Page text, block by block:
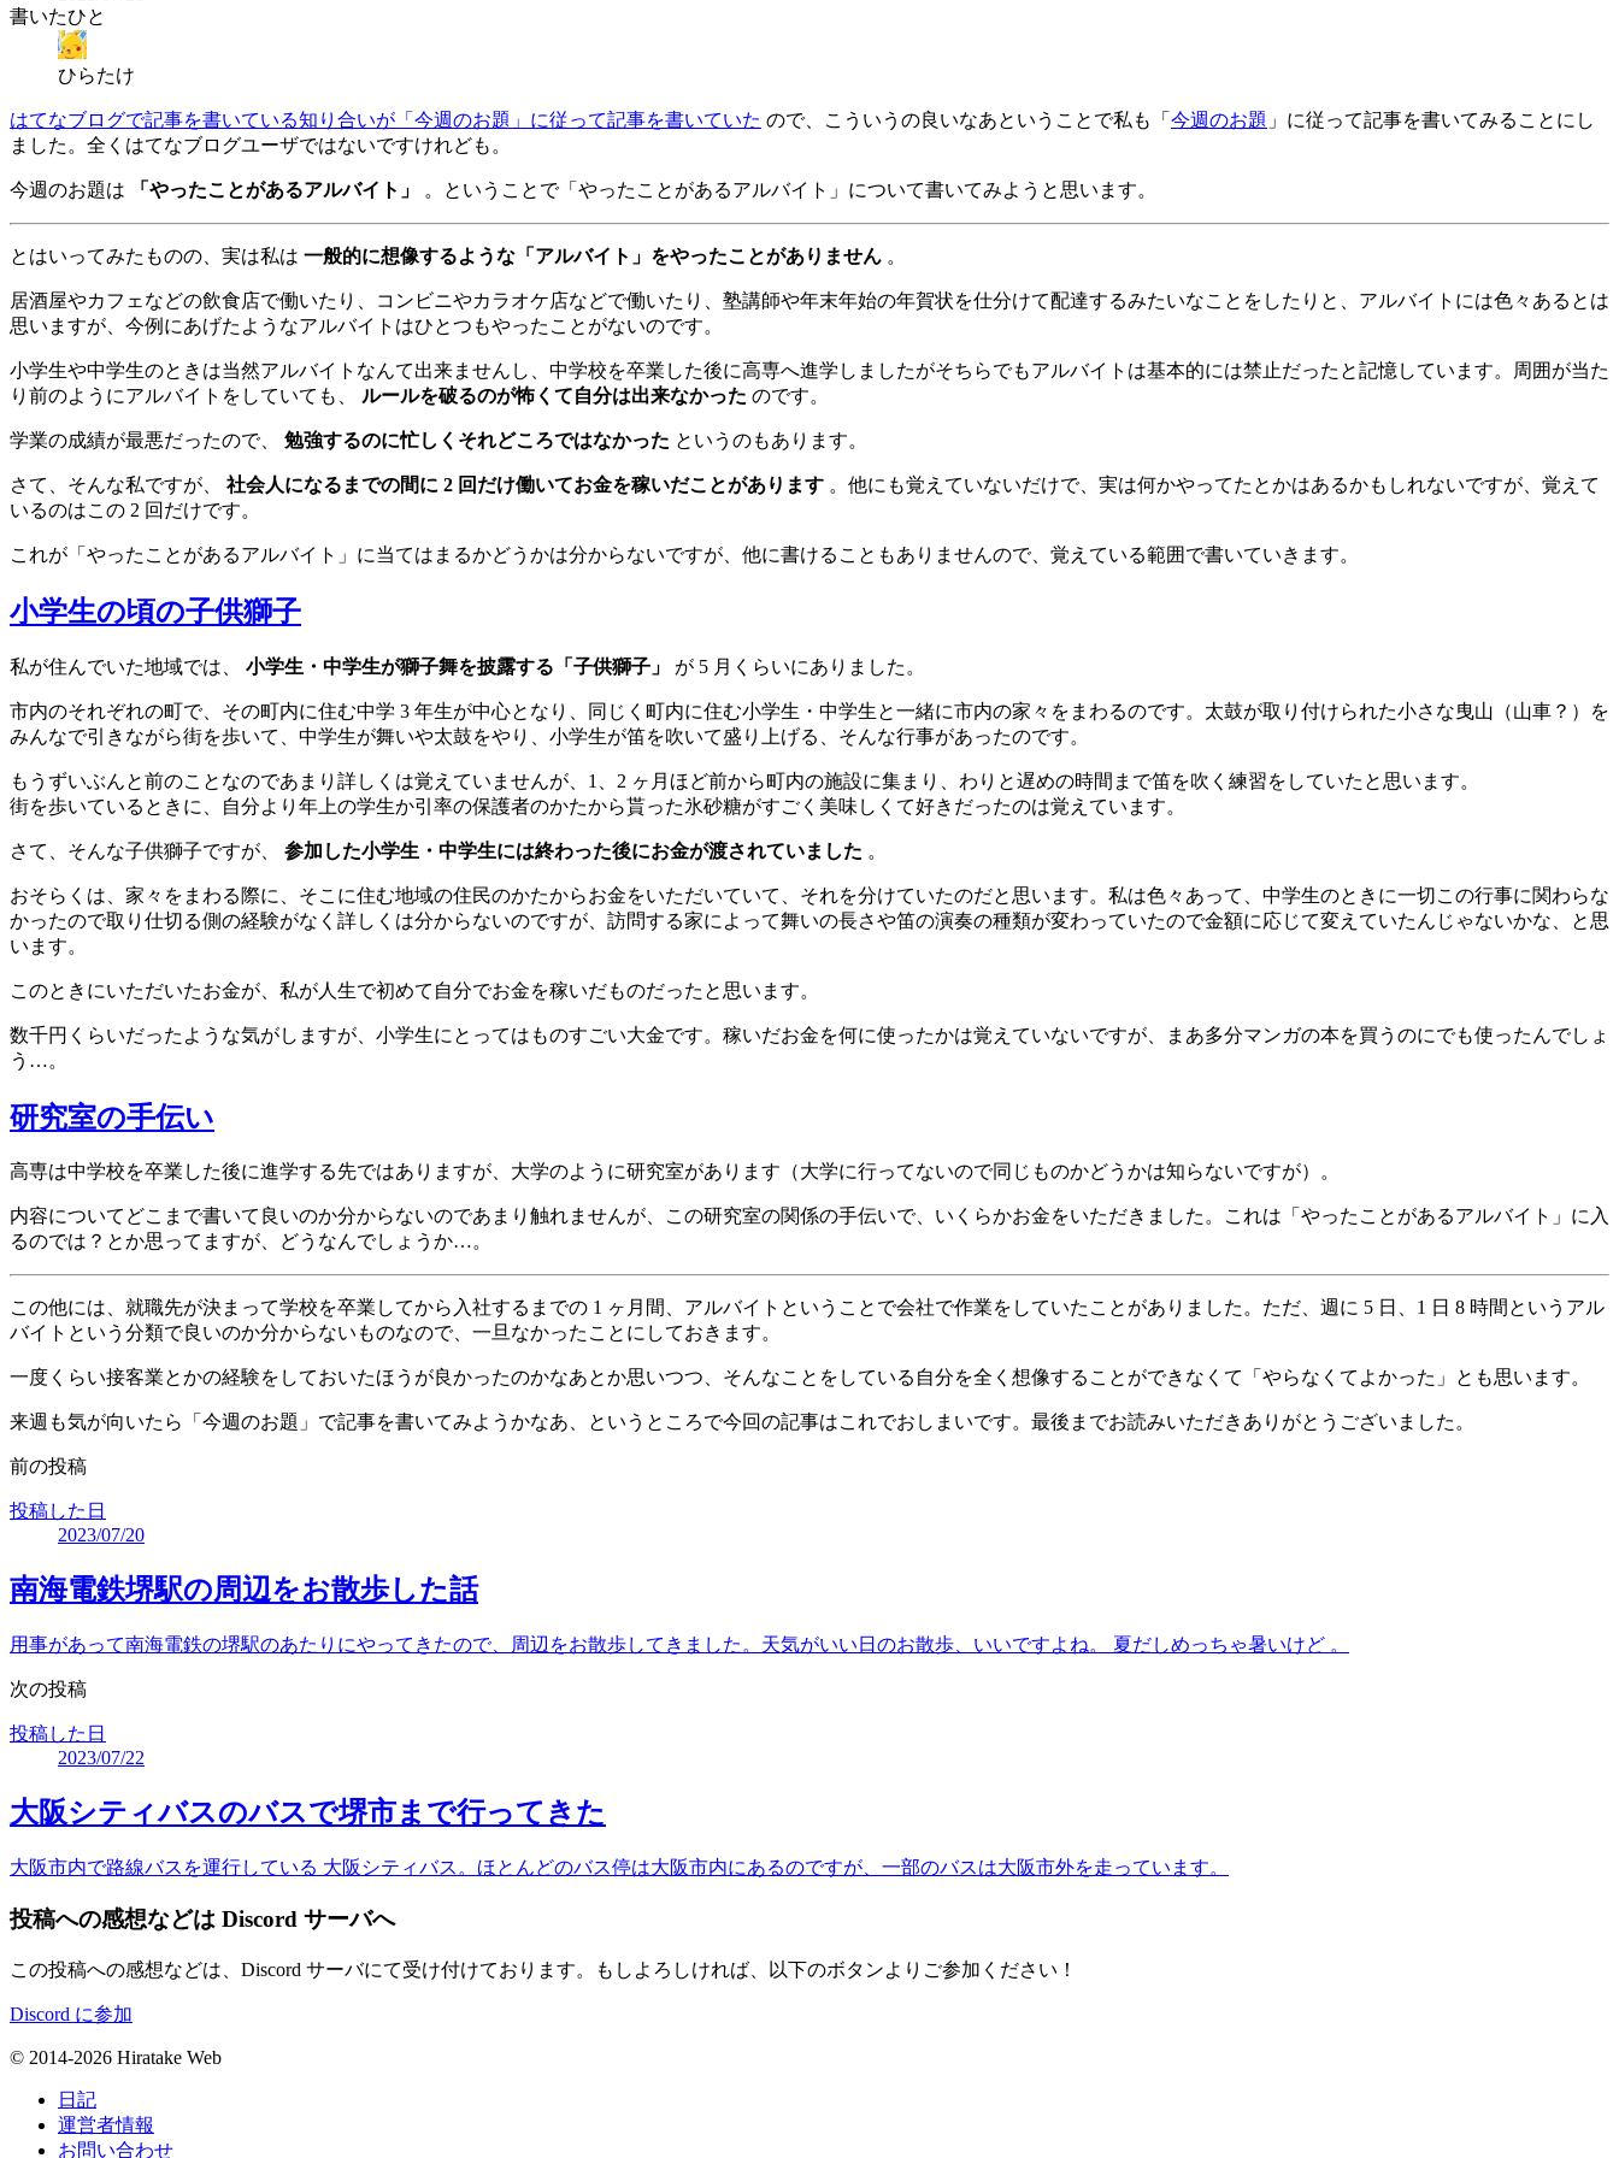
書いたひと
ひらたけ
はてなブログで記事を書いている知り合いが「今週のお題」に従って記事を書いていた ので、こういうの良いなあということで私も「 今週のお題 」に従って記事を書いてみることにし
ました。全くはてなブログユーザではないですけれども。
今週のお題は 「やったことがあるアルバイト」 。ということで「やったことがあるアルバイト」について書いてみようと思います。
とはいってみたものの、実は私は 一般的に想像するような「アルバイト」をやったことがありません 。
居酒屋やカフェなどの飲食店で働いたり、コンビニやカラオケ店などで働いたり、塾講師や年末年始の年賀状を仕分けて配達するみたいなことをしたりと、アルバイトには色々あるとは
思いますが、今例にあげたようなアルバイトはひとつもやったことがないのです。
小学生や中学生のときは当然アルバイトなんて出来ませんし、中学校を卒業した後に高専へ進学しましたがそちらでもアルバイトは基本的には禁止だったと記憶しています。周囲が当た
り前のようにアルバイトをしていても、 ルールを破るのが怖くて自分は出来なかった のです。
学業の成績が最悪だったので、 勉強するのに忙しくそれどころではなかった というのもあります。
さて、そんな私ですが、 社会人になるまでの間に 2 回だけ働いてお金を稼いだことがあります 。他にも覚えていないだけで、実は何かやってたとかはあるかもしれないですが、覚えて
いるのはこの 2 回だけです。
これが「やったことがあるアルバイト」に当てはまるかどうかは分からないですが、他に書けることもありませんので、覚えている範囲で書いていきます。
小学生の頃の子供獅子
私が住んでいた地域では、 小学生・中学生が獅子舞を披露する「子供獅子」 が 5 月くらいにありました。
市内のそれぞれの町で、その町内に住む中学 3 年生が中心となり、同じく町内に住む小学生・中学生と一緒に市内の家々をまわるのです。太鼓が取り付けられた小さな曳山（山車？）を
みんなで引きながら街を歩いて、中学生が舞いや太鼓をやり、小学生が笛を吹いて盛り上げる、そんな行事があったのです。
もうずいぶんと前のことなのであまり詳しくは覚えていませんが、1、2 ヶ月ほど前から町内の施設に集まり、わりと遅めの時間まで笛を吹く練習をしていたと思います。
街を歩いているときに、自分より年上の学生か引率の保護者のかたから貰った氷砂糖がすごく美味しくて好きだったのは覚えています。
さて、そんな子供獅子ですが、 参加した小学生・中学生には終わった後にお金が渡されていました 。
おそらくは、家々をまわる際に、そこに住む地域の住民のかたからお金をいただいていて、それを分けていたのだと思います。私は色々あって、中学生のときに一切この行事に関わらな
かったので取り仕切る側の経験がなく詳しくは分からないのですが、訪問する家によって舞いの長さや笛の演奏の種類が変わっていたので金額に応じて変えていたんじゃないかな、と思
います。
このときにいただいたお金が、私が人生で初めて自分でお金を稼いだものだったと思います。
数千円くらいだったような気がしますが、小学生にとってはものすごい大金です。稼いだお金を何に使ったかは覚えていないですが、まあ多分マンガの本を買うのにでも使ったんでしょ
う…。
研究室の手伝い
高専は中学校を卒業した後に進学する先ではありますが、大学のように研究室があります（大学に行ってないので同じものかどうかは知らないですが）。
内容についてどこまで書いて良いのか分からないのであまり触れませんが、この研究室の関係の手伝いで、いくらかお金をいただきました。これは「やったことがあるアルバイト」に入
るのでは？とか思ってますが、どうなんでしょうか…。
この他には、就職先が決まって学校を卒業してから入社するまでの 1 ヶ月間、アルバイトということで会社で作業をしていたことがありました。ただ、週に 5 日、1 日 8 時間というアル
バイトという分類で良いのか分からないものなので、一旦なかったことにしておきます。
一度くらい接客業とかの経験をしておいたほうが良かったのかなあとか思いつつ、そんなことをしている自分を全く想像することができなくて「やらなくてよかった」とも思います。
来週も気が向いたら「今週のお題」で記事を書いてみようかなあ、というところで今回の記事はこれでおしまいです。最後までお読みいただきありがとうございました。
前の投稿
投稿した日
2023/07/20
南海電鉄堺駅の周辺をお散歩した話
用事があって南海電鉄の堺駅のあたりにやってきたので、周辺をお散歩してきました。天気がいい日のお散歩、いいですよね。 夏だしめっちゃ暑いけど 。
次の投稿
投稿した日
2023/07/22
大阪シティバスのバスで堺市まで行ってきた
大阪市内で路線バスを運行している 大阪シティバス。ほとんどのバス停は大阪市内にあるのですが、一部のバスは大阪市外を走っています。
投稿への感想などは Discord サーバへ
この投稿への感想などは、Discord サーバにて受け付けております。もしよろしければ、以下のボタンよりご参加ください！
Discord に参加
© 2014-2026 Hiratake Web
日記
運営者情報
お問い合わせ